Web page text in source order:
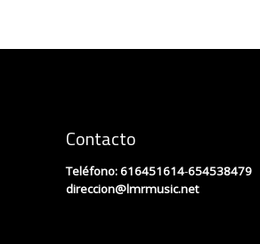
Contacto
Teléfono:616451614-654538479
direccion@lmrmusic.net